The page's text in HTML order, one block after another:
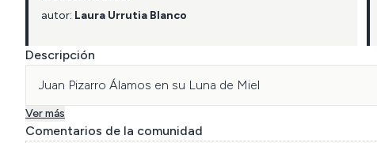
autor: Laura Urrutia Blanco
Descripción
Juan Pizarro Álamos en su Luna de Miel
Ver más
Comentarios de la comunidad